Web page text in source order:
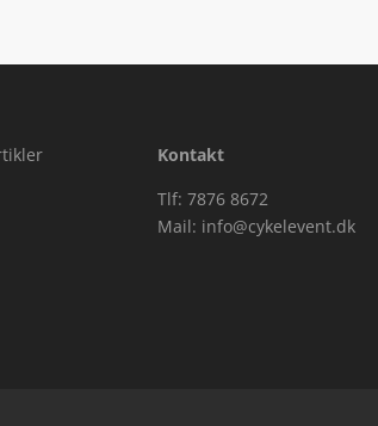
Kontakt
Tlf: 7876 8672
Mail: info@cykelevent.dk